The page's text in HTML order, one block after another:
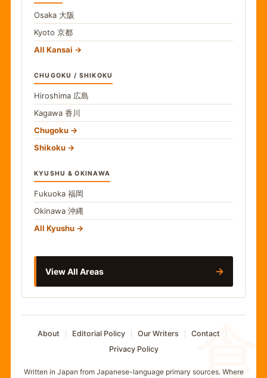
食
Osaka 大阪
Kyoto 京都
All Kansai
CHUGOKU / SHIKOKU
Hiroshima 広島
Kagawa 香川
Chugoku
Shikoku
KYUSHU & OKINAWA
Fukuoka 福岡
Okinawa 沖縄
All Kyushu
View All Areas →
About Editorial Policy Our Writers
Contact
Privacy Policy
Written in Japan from Japanese-language primary sources. Where